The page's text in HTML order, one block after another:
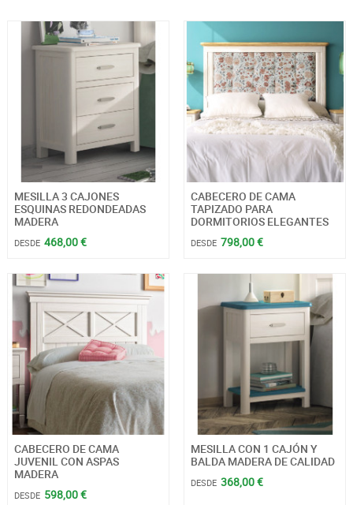
MESILLA 3 CAJONES
ESQUINAS REDONDEADAS
MADERA
DESDE 468,00 €
CABECERO DE CAMA
TAPIZADO PARA
DORMITORIOS ELEGANTES
DESDE 798,00 €
CABECERO DE CAMA
JUVENIL CON ASPAS
MADERA
DESDE 598,00 €
MESILLA CON 1 CAJÓN Y
BALDA MADERA DE CALIDAD
DESDE 368,00 €